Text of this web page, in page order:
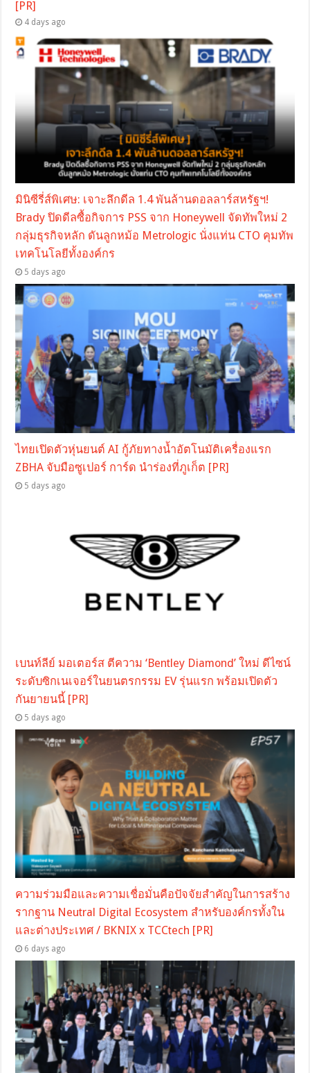
[PR]
4 days ago
มินิซีรี่ส์พิเศษ: เจาะลึกดีล 1.4 พันล้านดอลลาร์สหรัฐฯ!
Brady ปิดดีลซื้อกิจการ PSS จาก Honeywell จัดทัพใหม่ 2
กลุ่มธุรกิจหลัก ดันลูกหม้อ Metrologic นั่งแท่น CTO คุมทัพ
เทคโนโลยีทั้งองค์กร
5 days ago
ไทยเปิดตัวหุ่นยนต์ AI กู้ภัยทางน้ำอัตโนมัติเครื่องแรก
ZBHA จับมือซูเปอร์ การ์ด นำร่องที่ภูเก็ต [PR]
5 days ago
เบนท์ลีย์ มอเตอร์ส ตีความ ‘Bentley Diamond’ ใหม่ ดีไซน์
ระดับซิกเนเจอร์ในยนตรกรรม EV รุ่นแรก พร้อมเปิดตัว
กันยายนนี้ [PR]
5 days ago
ความร่วมมือและความเชื่อมั่นคือปัจจัยสำคัญในการสร้าง
รากฐาน Neutral Digital Ecosystem สำหรับองค์กรทั้งใน
และต่างประเทศ / BKNIX x TCCtech [PR]
6 days ago